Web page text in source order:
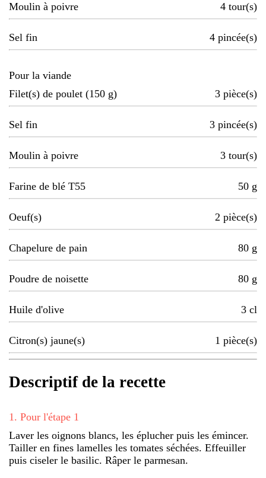
Moulin à poivre 4 tour(s)
Sel fin 4 pincée(s)
Pour la viande
Filet(s) de poulet (150 g)
3 pièce(s)
Sel fin 3 pincée(s)
Moulin à poivre 3 tour(s)
Farine de blé T55 50 g
Oeuf(s) 2 pièce(s)
Chapelure de pain 80 g
Poudre de noisette 80 g
Huile d'olive 3 cl
Citron(s) jaune(s) 1 pièce(s)
Descriptif de la recette
1 . Pour l'étape 1
Laver les oignons blancs, les éplucher puis les émincer.
Tailler en fines lamelles les tomates séchées. Effeuiller
puis ciseler le basilic. Râper le parmesan.